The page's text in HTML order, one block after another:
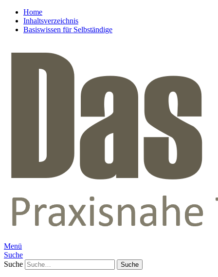
Home
Inhaltsverzeichnis
Basiswissen für Selbständige
Menü
Suche
Suche